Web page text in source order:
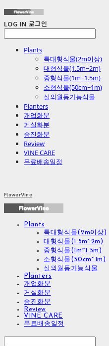
LOG IN 로그인
Plants
특대형식물(2m이상)
대형식물(1.5m~2m)
중형식물(1m~1.5m)
소형식물(50cm~1m)
실외월동가능식물
Planters
개업화분
거실화분
승진화분
Review
VINE CARE
무료배송일정
FlowerVine
Plants
특대형식물(2m이상)
대형식물(1.5m~2m)
중형식물(1m~1.5m)
소형식물(50cm~1m)
실외월동가능식물
Planters
개업화분
거실화분
승진화분
Review
VINE CARE
무료배송일정